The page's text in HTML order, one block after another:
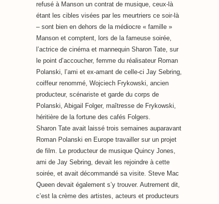
refusé à Manson un contrat de musique, ceux-là
étant les cibles visées par les meurtriers ce soir-là
– sont bien en dehors de la médiocre « famille »
Manson et comptent, lors de la fameuse soirée,
l’actrice de cinéma et mannequin Sharon Tate, sur
le point d’accoucher, femme du réalisateur Roman
Polanski, l’ami et ex-amant de celle-ci Jay Sebring,
coiffeur renommé, Wojciech Frykowski, ancien
producteur, scénariste et garde du corps de
Polanski, Abigail Folger, maîtresse de Frykowski,
héritière de la fortune des cafés Folgers.
Sharon Tate avait laissé trois semaines auparavant
Roman Polanski en Europe travailler sur un projet
de film. Le producteur de musique Quincy Jones,
ami de Jay Sebring, devait les rejoindre à cette
soirée, et avait décommandé sa visite. Steve Mac
Queen devait également s’y trouver. Autrement dit,
c’est la crème des artistes, acteurs et producteurs